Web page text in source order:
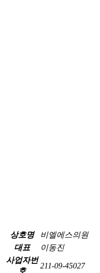
상호명
비엘에스의원
대표
이동진
사업자번
호
211-09-45027